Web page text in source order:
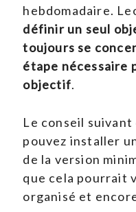
hebdomadaire.
définir un seul
toujours se
étape nécessaire
objectif.
Le conseil
pouvez installer
de la version
que cela pourrait
organisé et